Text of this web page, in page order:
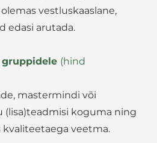
vestluskaaslane,
edasi arutada.
(hind
mastermindi või
(lisa)teadmisi koguma ning
kvaliteetaega veetma.